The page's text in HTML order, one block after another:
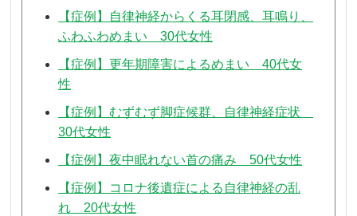
【症例】自律神経からくる耳閉感、耳鳴り、
ふわふわめまい 30代女性
【症例】更年期障害によるめまい 40代女
性
【症例】むずむず脚症候群、自律神経症状
30代女性
【症例】夜中眠れない首の痛み 50代女性
【症例】コロナ後遺症による自律神経の乱
れ 20代女性